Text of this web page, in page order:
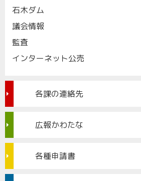
石木ダム
議会情報
監査
インターネット公売
各課の連絡先
広報かわたな
各種申請書